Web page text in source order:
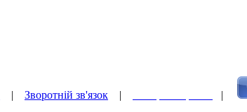
| Зворотній зв'язок |
|